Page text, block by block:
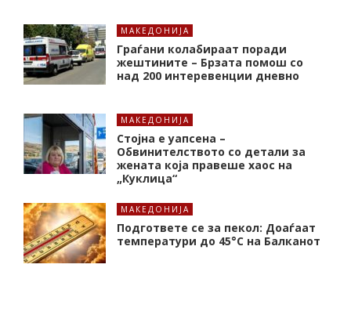
МАКЕДОНИЈА
Граѓани колабираат поради
жештините – Брзата помош со
над 200 интеревенции дневно
МАКЕДОНИЈА
Стојна е уапсена –
Обвинителството со детали за
жената која правеше хаос на
„Куклица“
МАКЕДОНИЈА
Подгответе се за пекол: Доаѓаат
температури до 45°C на Балканот